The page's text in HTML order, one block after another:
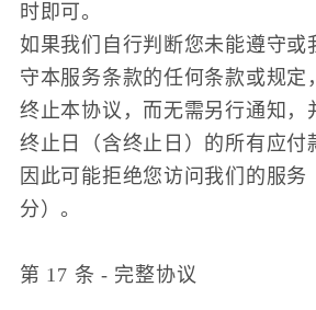
时即可。
如果我们自行判断您未能遵守或
守本服务条款的任何条款或规定
终止本协议，而无需另行通知，
终止日（含终止日）的所有应付
因此可能拒绝您访问我们的服务
分）。
第 17 条 - 完整协议